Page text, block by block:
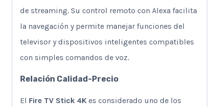
de streaming. Su control remoto con Alexa facilita
la navegación y permite manejar funciones del
televisor y dispositivos inteligentes compatibles
con simples comandos de voz.
Relación Calidad-Precio
El Fire TV Stick 4K es considerado uno de los